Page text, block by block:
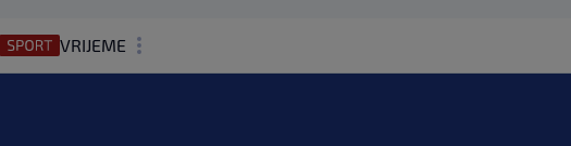
VRIJEME